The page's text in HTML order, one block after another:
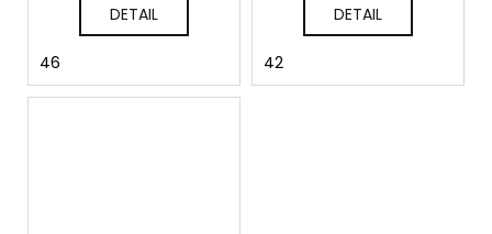
DETAIL
46
DETAIL
42